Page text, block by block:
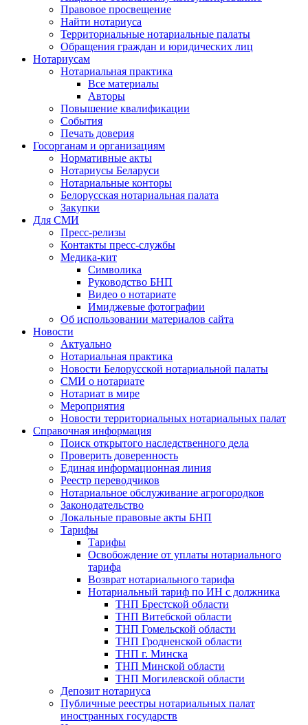
Правовое просвещение
Найти нотариуса
Территориальные нотариальные палаты
Обращения граждан и юридических лиц
Нотариусам
Нотариальная практика
Все материалы
Авторы
Повышение квалификации
События
Печать доверия
Госорганам и организациям
Нормативные акты
Нотариусы Беларуси
Нотариальные конторы
Белорусская нотариальная палата
Закупки
Для СМИ
Пресс-релизы
Контакты пресс-службы
Медика-кит
Символика
Руководство БНП
Видео о нотариате
Имиджевые фотографии
Об использовании материалов сайта
Новости
Актуально
Нотариальная практика
Новости Белорусской нотариальной палаты
СМИ о нотариате
Нотариат в мире
Мероприятия
Новости территориальных нотариальных палат
Справочная информация
Поиск открытого наследственного дела
Проверить доверенность
Единая информационная линия
Реестр переводчиков
Нотариальное обслуживание агрогородков
Законодательство
Локальные правовые акты БНП
Тарифы
Тарифы
Освобождение от уплаты нотариального
тарифа
Возврат нотариального тарифа
Нотариальный тариф по ИН с должника
ТНП Брестской области
ТНП Витебской области
ТНП Гомельской области
ТНП Гродненской области
ТНП г. Минска
ТНП Минской области
ТНП Могилевской области
Депозит нотариуса
Публичные реестры нотариальных палат
иностранных государств